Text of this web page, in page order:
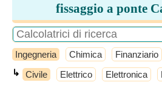
fissaggio a ponte
Ingegneria Chimica Finanziario
↳ Civile Elettrico Elettronica